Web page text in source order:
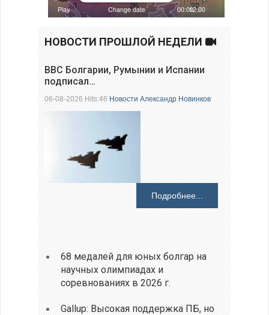
НОВОСТИ ПРОШЛОЙ НЕДЕЛИ
ВВС Болгарии, Румынии и Испании
подписал…
06-08-2026 Hits:46Новости Александр Новинков
Подробнее...
68 медалей для юных болгар на
научных олимпиадах и
соревнованиях в 2026 г.
Gallup: Высокая поддержка ПБ, но